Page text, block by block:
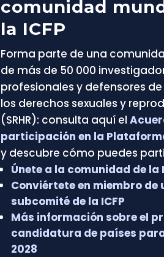
comunidad
la ICFP
Forma parte de una
de más de 50 000
profesionales y defensores
los derechos sexuales y
(SRHR): consulta aquí el
participación en la
y descubre cómo puedes
Únete a la comunidad de la
Conviértete en miembro de
subcomité de la ICFP
Más información sobre el
candidatura de países para
2028